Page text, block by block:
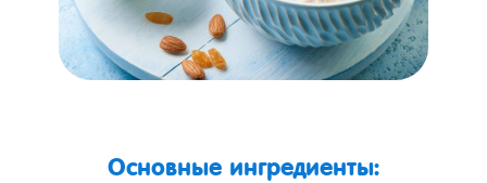
Основные ингредиенты: